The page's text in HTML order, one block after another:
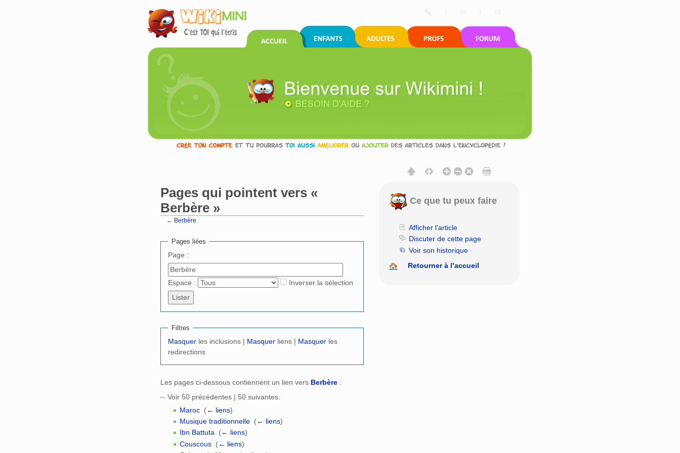
Pages qui pointent vers «
Berbère »
← Berbère
Pages liées
Page :
Espace : Inverser la sélection
Filtres
Masquer les inclusions | Masquer liens | Masquer les
redirections
Les pages ci-dessous contiennent un lien vers Berbère :
-- Voir 50 précédentes | 50 suivantes.
Maroc‎ (← liens)
Musique traditionnelle‎ (← liens)
Ibn Battuta‎ (← liens)
Couscous‎ (← liens)
Ce que tu peux faire
Afficher l’article
Discuter de cette page
Voir son historique
Retourner à l’accueil